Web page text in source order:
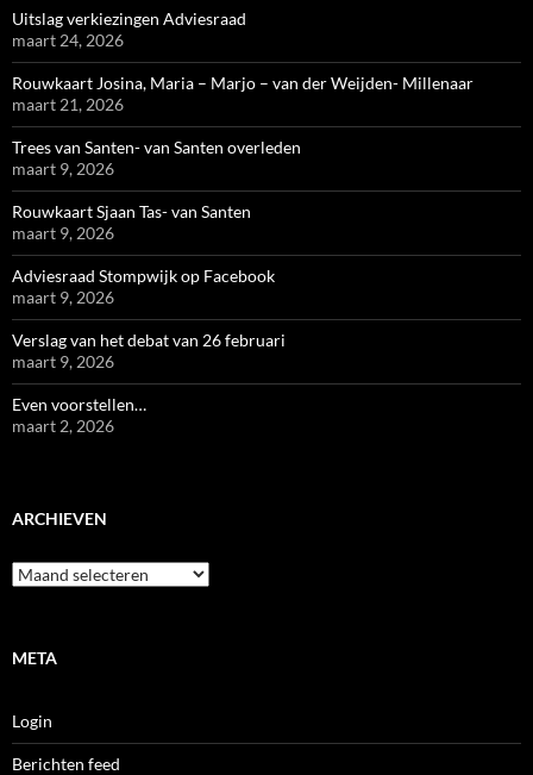
Uitslag verkiezingen Adviesraad
maart 24, 2026
Rouwkaart Josina, Maria – Marjo – van der Weijden- Millenaar
maart 21, 2026
Trees van Santen- van Santen overleden
maart 9, 2026
Rouwkaart Sjaan Tas- van Santen
maart 9, 2026
Adviesraad Stompwijk op Facebook
maart 9, 2026
Verslag van het debat van 26 februari
maart 9, 2026
Even voorstellen…
maart 2, 2026
ARCHIEVEN
Archieven
META
Login
Berichten feed